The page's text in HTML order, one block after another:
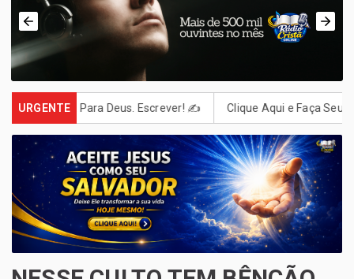
URGENTE
Carta Para Deus. Escrever! ✍️ Clique Aqui e Faça Seu